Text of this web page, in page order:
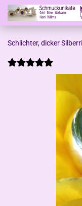
Schlichter, dicker